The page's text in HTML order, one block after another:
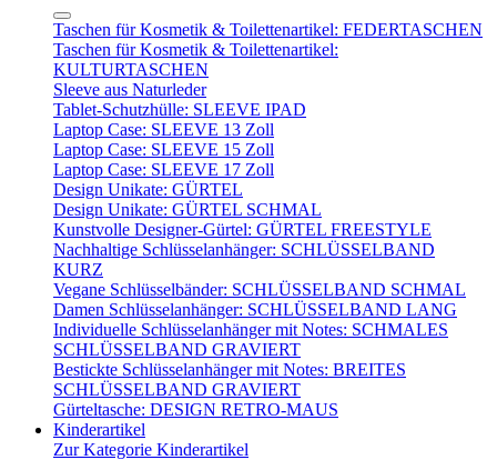
Taschen für Kosmetik & Toilettenartikel: FEDERTASCHEN
Taschen für Kosmetik & Toilettenartikel:
KULTURTASCHEN
Sleeve aus Naturleder
Tablet-Schutzhülle: SLEEVE IPAD
Laptop Case: SLEEVE 13 Zoll
Laptop Case: SLEEVE 15 Zoll
Laptop Case: SLEEVE 17 Zoll
Design Unikate: GÜRTEL
Design Unikate: GÜRTEL SCHMAL
Kunstvolle Designer-Gürtel: GÜRTEL FREESTYLE
Nachhaltige Schlüsselanhänger: SCHLÜSSELBAND
KURZ
Vegane Schlüsselbänder: SCHLÜSSELBAND SCHMAL
Damen Schlüsselanhänger: SCHLÜSSELBAND LANG
Individuelle Schlüsselanhänger mit Notes: SCHMALES
SCHLÜSSELBAND GRAVIERT
Bestickte Schlüsselanhänger mit Notes: BREITES
SCHLÜSSELBAND GRAVIERT
Gürteltasche: DESIGN RETRO-MAUS
Kinderartikel
Zur Kategorie Kinderartikel